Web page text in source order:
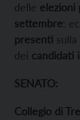
delle elezioni
settembre:
presenti
dei candidati
SENATO:
Collegio di